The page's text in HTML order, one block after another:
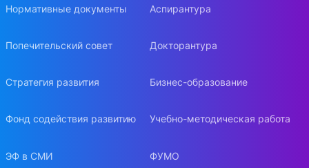
Нормативные документы
Попечительский совет
Стратегия развития
Фонд содействия развитию
ЭФ в СМИ
Аспирантура
Докторантура
Бизнес-образование
Учебно-методическая работа
ФУМО